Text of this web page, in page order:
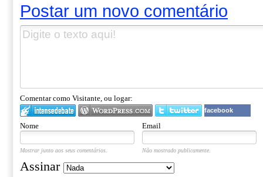
Postar um novo comentário
Comentar como Visitante, ou logar:
facebook
Nome Email
Mostrar junto aos seus comentários. Não mostrado publicamente.
Assinar